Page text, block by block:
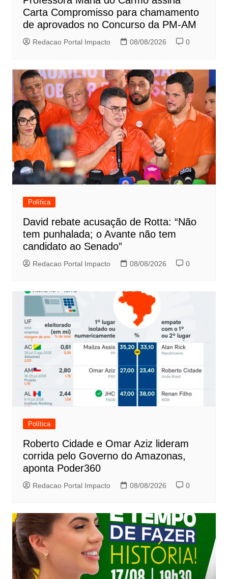
Carta Compromisso para chamamento
de aprovados no Concurso da PM-AM
Redacao Portal Impacto 08/08/2026 0
Política
David rebate acusação de Rotta: “Não
tem punhalada; o Avante não tem
candidato ao Senado”
Redacao Portal Impacto 08/08/2026 0
Política
Roberto Cidade e Omar Aziz lideram
corrida pelo Governo do Amazonas,
aponta Poder360
Redacao Portal Impacto 08/08/2026 0